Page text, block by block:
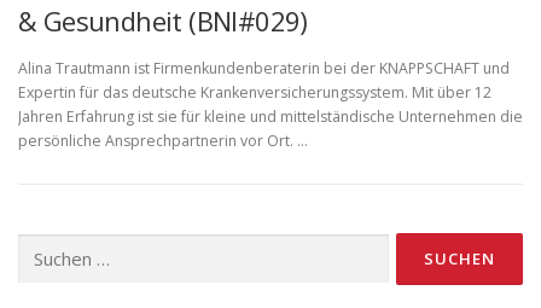
& Gesundheit (BNI#029)
Alina Trautmann ist Firmenkundenberaterin bei der KNAPPSCHAFT und
Expertin für das deutsche Krankenversicherungssystem. Mit über 12
Jahren Erfahrung ist sie für kleine und mittelständische Unternehmen die
persönliche Ansprechpartnerin vor Ort. …
nach: